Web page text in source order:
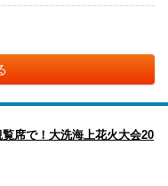
席で！大洗海上花火大会20